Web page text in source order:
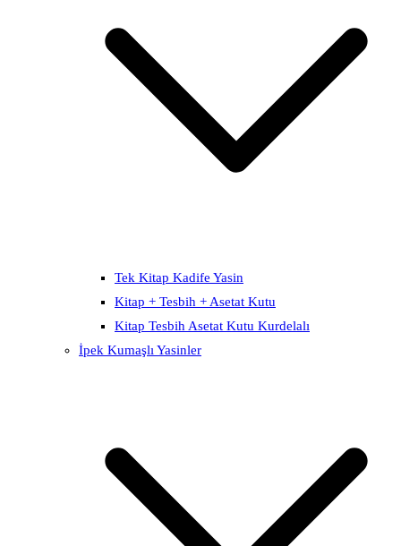
Tek Kitap Kadife Yasin
Kitap + Tesbih + Asetat Kutu
Kitap Tesbih Asetat Kutu Kurdelalı
İpek Kumaşlı Yasinler